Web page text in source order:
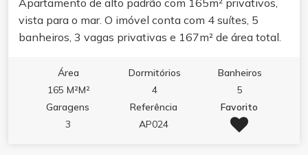
Apartamento de alto padrão com 165m² privativos,
vista para o mar. O imóvel conta com 4 suítes, 5
banheiros, 3 vagas privativas e 167m² de área total.
praticidade no dia a dia. A distribuição dos ambientes
valoriza a vista para o mar e garante privacidade para
toda a família. Ideal para quem busca morar com
qualidade de vida em frente à praia.
Área
165 M²M²
Dormitórios
4
Banheiros
5
Garagens
3
Referência
AP024
Favorito